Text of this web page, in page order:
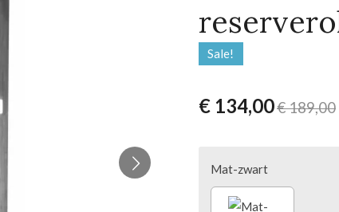
Sale!
€ 134,00€ 189,00
Mat-zwart